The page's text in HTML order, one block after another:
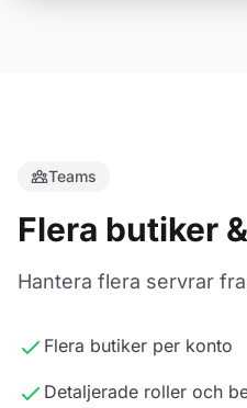
Teams
Flera butiker
Hantera flera servrar
Flera butiker per konto
Detaljerade roller och